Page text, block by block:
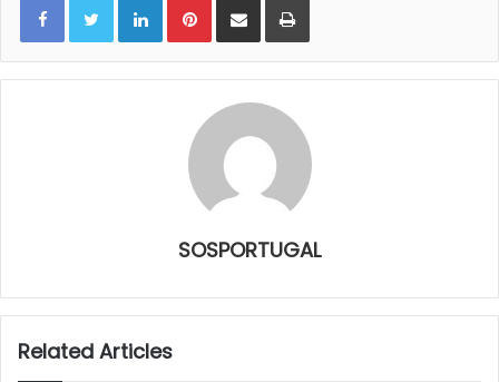
SOSPORTUGAL
Related Articles